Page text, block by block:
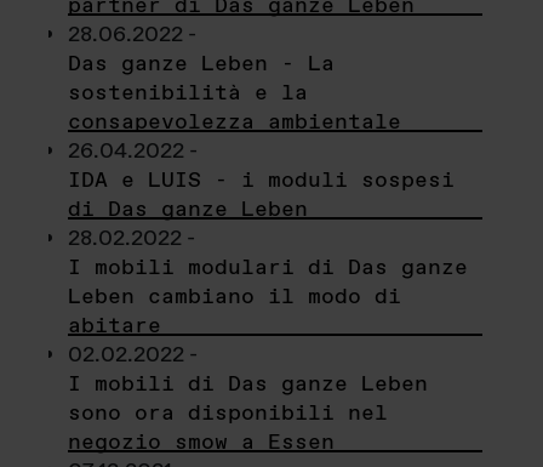
28.06.2022 -
Das ganze Leben - La
sostenibilità e la
consapevolezza ambientale
26.04.2022 -
IDA e LUIS - i moduli sospesi
di Das ganze Leben
28.02.2022 -
I mobili modulari di Das ganze
Leben cambiano il modo di
abitare
02.02.2022 -
I mobili di Das ganze Leben
sono ora disponibili nel
negozio smow a Essen